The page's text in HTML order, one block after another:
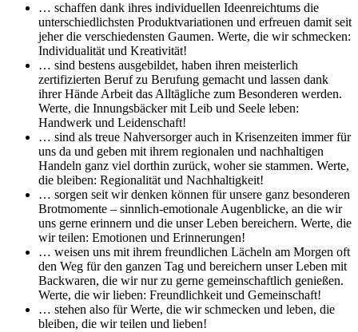
… schaffen dank ihres individuellen Ideenreichtums die
unterschiedlichsten Produktvariationen und erfreuen damit seit
jeher die verschiedensten Gaumen. Werte, die wir schmecken:
Individualität und Kreativität!
… sind bestens ausgebildet, haben ihren meisterlich
zertifizierten Beruf zu Berufung gemacht und lassen dank
ihrer Hände Arbeit das Alltägliche zum Besonderen werden.
Werte, die Innungsbäcker mit Leib und Seele leben:
Handwerk und Leidenschaft!
… sind als treue Nahversorger auch in Krisenzeiten immer für
uns da und geben mit ihrem regionalen und nachhaltigen
Handeln ganz viel dorthin zurück, woher sie stammen. Werte,
die bleiben: Regionalität und Nachhaltigkeit!
… sorgen seit wir denken können für unsere ganz besonderen
Brotmomente – sinnlich-emotionale Augenblicke, an die wir
uns gerne erinnern und die unser Leben bereichern. Werte, die
wir teilen: Emotionen und Erinnerungen!
… weisen uns mit ihrem freundlichen Lächeln am Morgen oft
den Weg für den ganzen Tag und bereichern unser Leben mit
Backwaren, die wir nur zu gerne gemeinschaftlich genießen.
Werte, die wir lieben: Freundlichkeit und Gemeinschaft!
… stehen also für Werte, die wir schmecken und leben, die
bleiben, die wir teilen und lieben!